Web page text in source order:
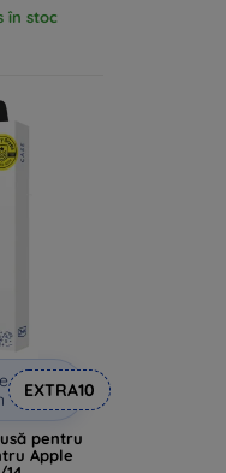
în stoc
EXTRA10
pentru
Apple